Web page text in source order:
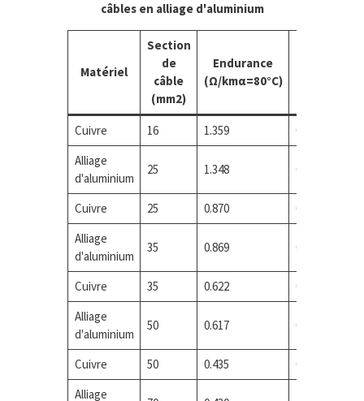
câbles en alliage d'aluminium
Matériel
Section
de
câble
(mm2)
Endurance
(Ω/kmα=80°C)
Cuivre 16 1.359
0.518
Alliage
d'aluminium
25 1.348 0.512
Cuivre 25 0.870
0.340
Alliage
d'aluminium
35 0.869 0.339
Cuivre 35 0.622
0.249
Alliage
d'aluminium
50 0.617 0.248
Cuivre 50 0.435
0.180
Alliage